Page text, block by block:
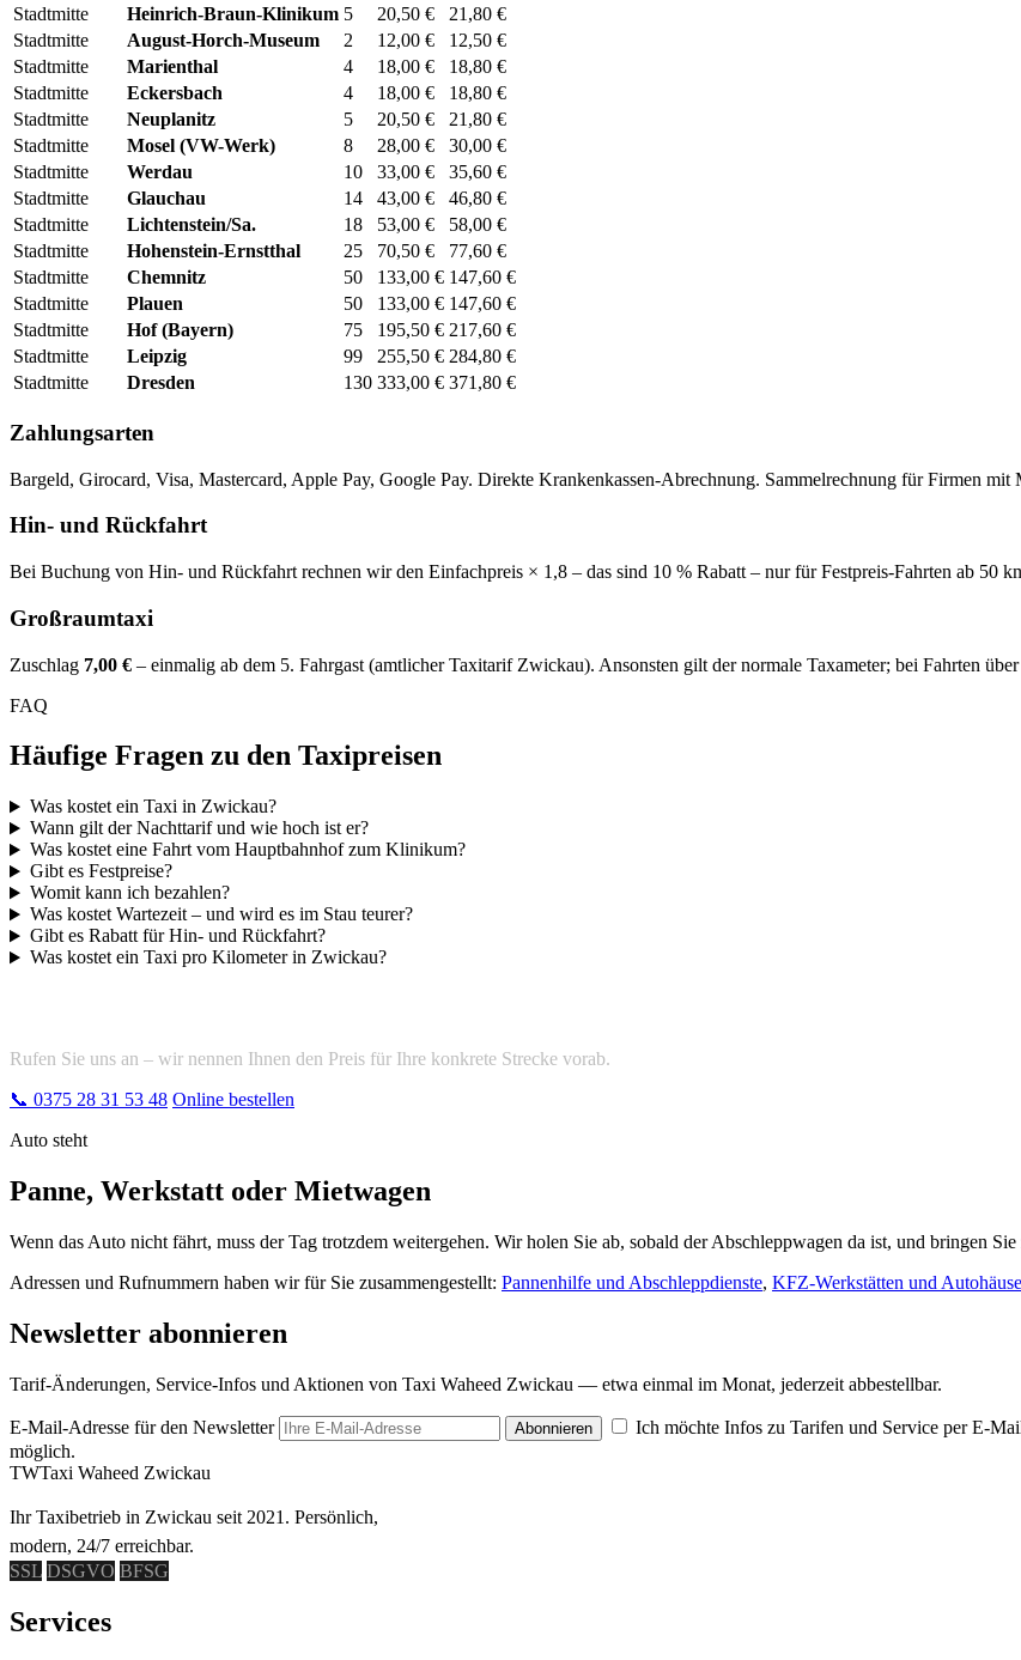
Stadtmitte
Heinrich-Braun-Klinikum 5 20,50 €
21,80 €
Stadtmitte
August-Horch-Museum 2 12,00 €
12,50 €
Stadtmitte
Marienthal 4 18,00 €
18,80 €
Stadtmitte
Eckersbach 4 18,00 €
18,80 €
Stadtmitte
Neuplanitz 5 20,50 €
21,80 €
Stadtmitte
Mosel (VW-Werk) 8 28,00 €
30,00 €
Stadtmitte
Werdau 10 33,00 €
35,60 €
Stadtmitte
Glauchau 14 43,00 €
46,80 €
Stadtmitte
Lichtenstein/Sa. 18 53,00 €
58,00 €
Stadtmitte
Hohenstein-Ernstthal 25 70,50 €
77,60 €
Stadtmitte
Chemnitz 50 133,00 € 147,60 €
Stadtmitte
Plauen 50 133,00 € 147,60 €
Stadtmitte
Hof (Bayern) 75 195,50 € 217,60 €
Stadtmitte
Leipzig 99 255,50 € 284,80 €
Stadtmitte
Dresden 130 333,00 € 371,80 €
Zahlungsarten
Bargeld, Girocard, Visa, Mastercard, Apple Pay, Google Pay. Direkte Krankenkassen-Abrechnung. Sammelrechnung für Firmen mit
Hin- und Rückfahrt
Bei Buchung von Hin- und Rückfahrt rechnen wir den Einfachpreis × 1,8 – das sind 10 % Rabatt – nur für Festpreis-Fahrten ab 50
Großraumtaxi
Zuschlag 7,00 € – einmalig ab dem 5. Fahrgast (amtlicher Taxitarif Zwickau). Ansonsten gilt der normale Taxameter; bei Fahrten
FAQ
Häufige Fragen zu den Taxipreisen
Was kostet ein Taxi in Zwickau?
Wann gilt der Nachttarif und wie hoch ist er?
Was kostet eine Fahrt vom Hauptbahnhof zum Klinikum?
Gibt es Festpreise?
Womit kann ich bezahlen?
Was kostet Wartezeit – und wird es im Stau teurer?
Gibt es Rabatt für Hin- und Rückfahrt?
Was kostet ein Taxi pro Kilometer in Zwickau?
Rufen Sie uns an – wir nennen Ihnen den Preis für Ihre konkrete Strecke vorab.
📞 0375 28 31 53 48 Online bestellen
Auto steht
Panne, Werkstatt oder Mietwagen
Wenn das Auto nicht fährt, muss der Tag trotzdem weitergehen. Wir holen Sie ab, sobald der Abschleppwagen da ist, und bringen
Adressen und Rufnummern haben wir für Sie zusammengestellt: Pannenhilfe und Abschleppdienste, KFZ-Werkstätten und
Newsletter abonnieren
Tarif-Änderungen, Service-Infos und Aktionen von Taxi Waheed Zwickau — etwa einmal im Monat, jederzeit abbestellbar.
E-Mail-Adresse für den Newsletter Abonnieren Ich möchte Infos zu Tarifen und Service per E-
möglich.
TWTaxi Waheed Zwickau
Ihr Taxibetrieb in Zwickau seit 2021. Persönlich,
modern, 24/7 erreichbar.
SSL DSGVO BFSG
Services